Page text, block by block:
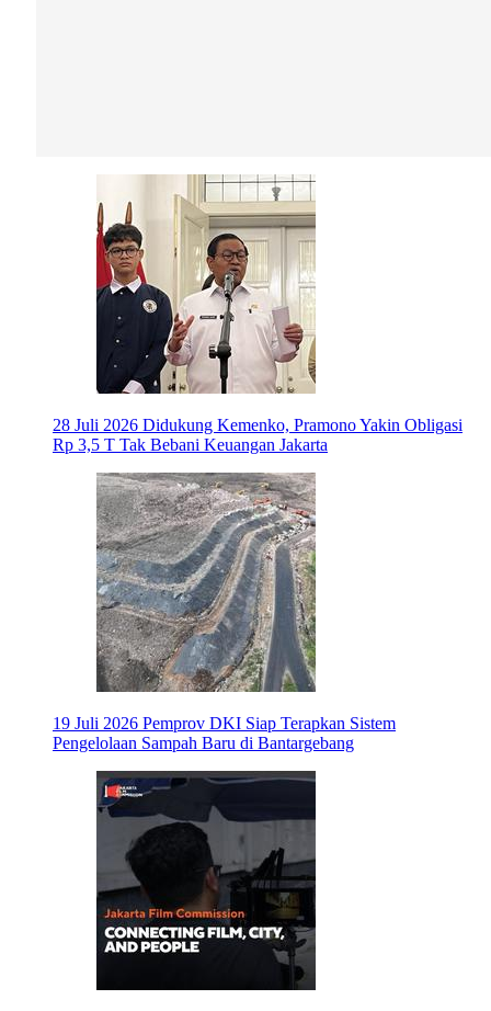
28 Juli 2026 Didukung Kemenko, Pramono Yakin Obligasi
Rp 3,5 T Tak Bebani Keuangan Jakarta
19 Juli 2026 Pemprov DKI Siap Terapkan Sistem
Pengelolaan Sampah Baru di Bantargebang